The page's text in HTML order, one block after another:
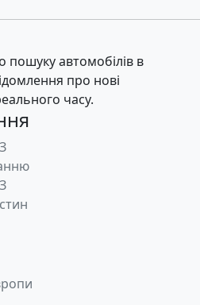
пошуку автомобілів в
про нові
часу.